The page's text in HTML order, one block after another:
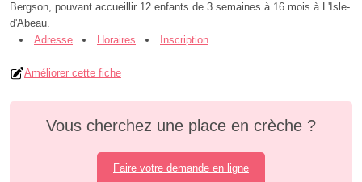
Bergson, pouvant accueillir 12 enfants de 3 semaines à 16 mois à L'Isle-
d'Abeau.
Adresse
Horaires Inscription
Améliorer cette fiche
Vous cherchez une place en crèche ?
Faire votre demande en ligne